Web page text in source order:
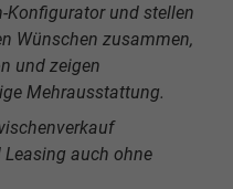
Konfigurator und stellen
Wünschen zusammen,
und zeigen
Mehrausstattung.
auch ohne